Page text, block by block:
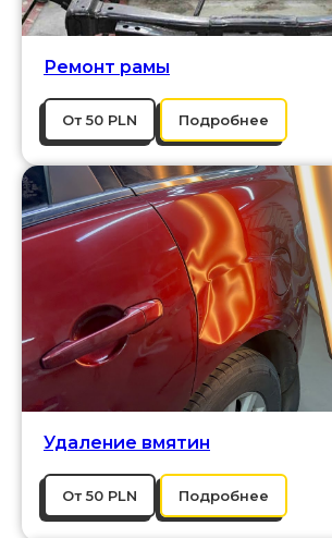
Ремонт рамы
От 50 PLN Подробнее
Удаление вмятин
От 50 PLN Подробнее